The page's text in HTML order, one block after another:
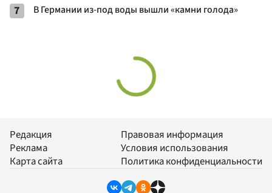
7 В Германии из-под воды вышли «камни голода»
Редакция
Реклама
Карта сайта
Правовая информация
Условия использования
Политика конфиденциальности